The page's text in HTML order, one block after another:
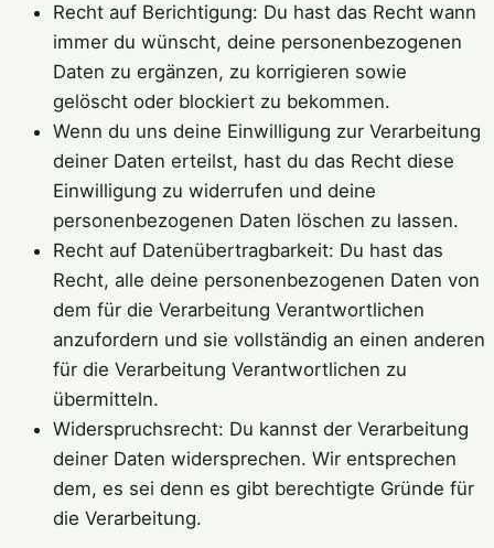
Recht auf Berichtigung: Du hast das Recht wann
immer du wünscht, deine personenbezogenen
Daten zu ergänzen, zu korrigieren sowie
gelöscht oder blockiert zu bekommen.
Wenn du uns deine Einwilligung zur Verarbeitung
deiner Daten erteilst, hast du das Recht diese
Einwilligung zu widerrufen und deine
personenbezogenen Daten löschen zu lassen.
Recht auf Datenübertragbarkeit: Du hast das
Recht, alle deine personenbezogenen Daten von
dem für die Verarbeitung Verantwortlichen
anzufordern und sie vollständig an einen anderen
für die Verarbeitung Verantwortlichen zu
übermitteln.
Widerspruchsrecht: Du kannst der Verarbeitung
deiner Daten widersprechen. Wir entsprechen
dem, es sei denn es gibt berechtigte Gründe für
die Verarbeitung.